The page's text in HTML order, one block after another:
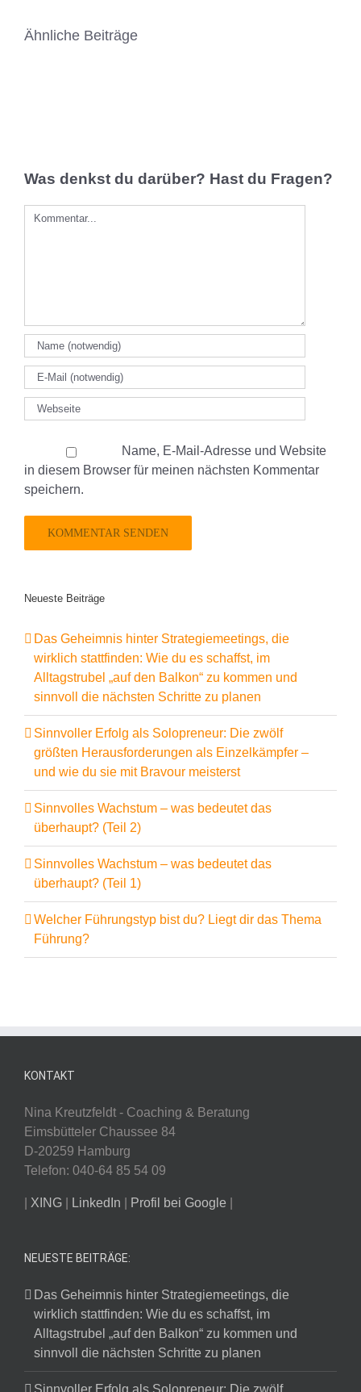
Ähnliche Beiträge
Was denkst du darüber? Hast du Fragen?
Comment
Name, E-Mail-Adresse und Website
in diesem Browser für meinen nächsten Kommentar
speichern.
Neueste Beiträge
Das Geheimnis hinter Strategiemeetings, die
wirklich stattfinden: Wie du es schaffst, im
Alltagstrubel „auf den Balkon“ zu kommen und
sinnvoll die nächsten Schritte zu planen
Sinnvoller Erfolg als Solopreneur: Die zwölf
größten Herausforderungen als Einzelkämpfer –
und wie du sie mit Bravour meisterst
Sinnvolles Wachstum – was bedeutet das
überhaupt? (Teil 2)
Sinnvolles Wachstum – was bedeutet das
überhaupt? (Teil 1)
Welcher Führungstyp bist du? Liegt dir das Thema
Führung?
KONTAKT
Nina Kreutzfeldt - Coaching & Beratung
Eimsbütteler Chaussee 84
D-20259 Hamburg
Telefon: 040-64 85 54 09
XING LinkedIn Profil bei Google
NEUESTE BEITRÄGE:
Das Geheimnis hinter Strategiemeetings, die
wirklich stattfinden: Wie du es schaffst, im
Alltagstrubel „auf den Balkon“ zu kommen und
sinnvoll die nächsten Schritte zu planen